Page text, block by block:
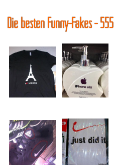
Die besten Funny-Fakes - 555